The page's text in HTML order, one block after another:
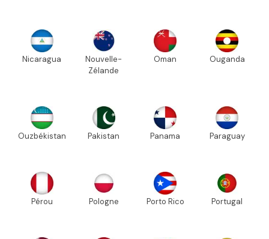
Nicaragua
Nouvelle-
Zélande
Oman Ouganda
Ouzbékistan Pakistan Panama Paraguay
Pérou Pologne Porto Rico Portugal